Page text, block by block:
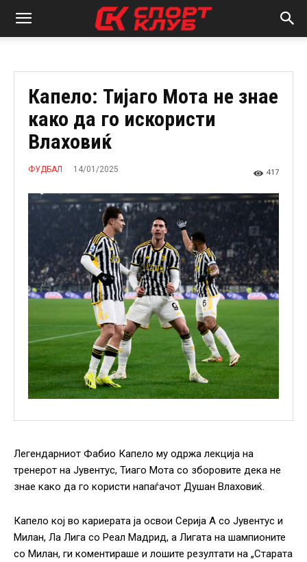
Капело: Тијаго Мота не знае
како да го искористи
Влаховиќ
ФУДБАЛ 14/01/2025 417
Легендарниот Фабио Капело му одржа лекција на
тренерот на Јувентус, Тиаго Мота со зборовите дека не
знае како да го користи напаѓачот Душан Влаховиќ.
Капело кој во кариерата ја освои Серија А со Јувентус и
Милан, Ла Лига со Реал Мадрид, а Лигата на шампионите
со Милан, ги коментираше и лошите резултати на „Старата